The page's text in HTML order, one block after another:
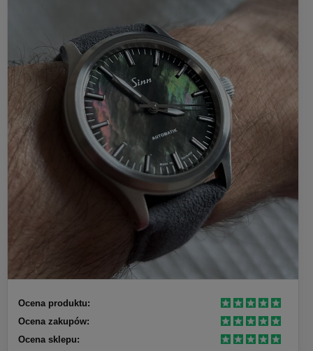
Ocena produktu:
Ocena zakupów:
Ocena sklepu: